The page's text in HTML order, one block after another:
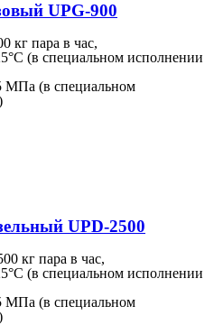
UPG-900
кг пара в час,
(в специальном исполнении
МПа (в специальном
UPD-2500
кг пара в час,
(в специальном исполнении
МПа (в специальном